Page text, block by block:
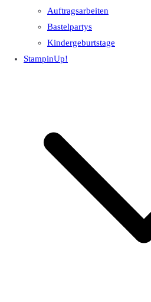
Auftragsarbeiten
Bastelpartys
Kindergeburtstage
StampinUp!